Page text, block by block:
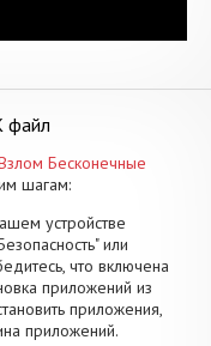
файл
Бесконечные
шагам:
устройстве
или
что включена
приложений из
приложения,
приложений.